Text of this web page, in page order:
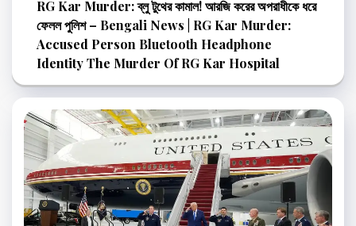
RG Kar Murder: ব্লু টুথের কামাল! আরজি করের অপরাধীকে ধরে
ফেলল পুলিশ – Bengali News | RG Kar Murder:
Accused Person Bluetooth Headphone
Identity The Murder Of RG Kar Hospital